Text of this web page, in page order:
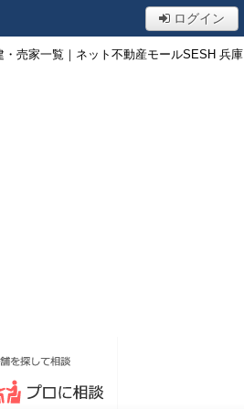
ログイン
・売家一覧｜ネット不動産モールSESH 兵庫